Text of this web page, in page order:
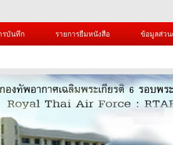
รบันทึก รายการยืมหนังสือ ข้อมูลส่ว